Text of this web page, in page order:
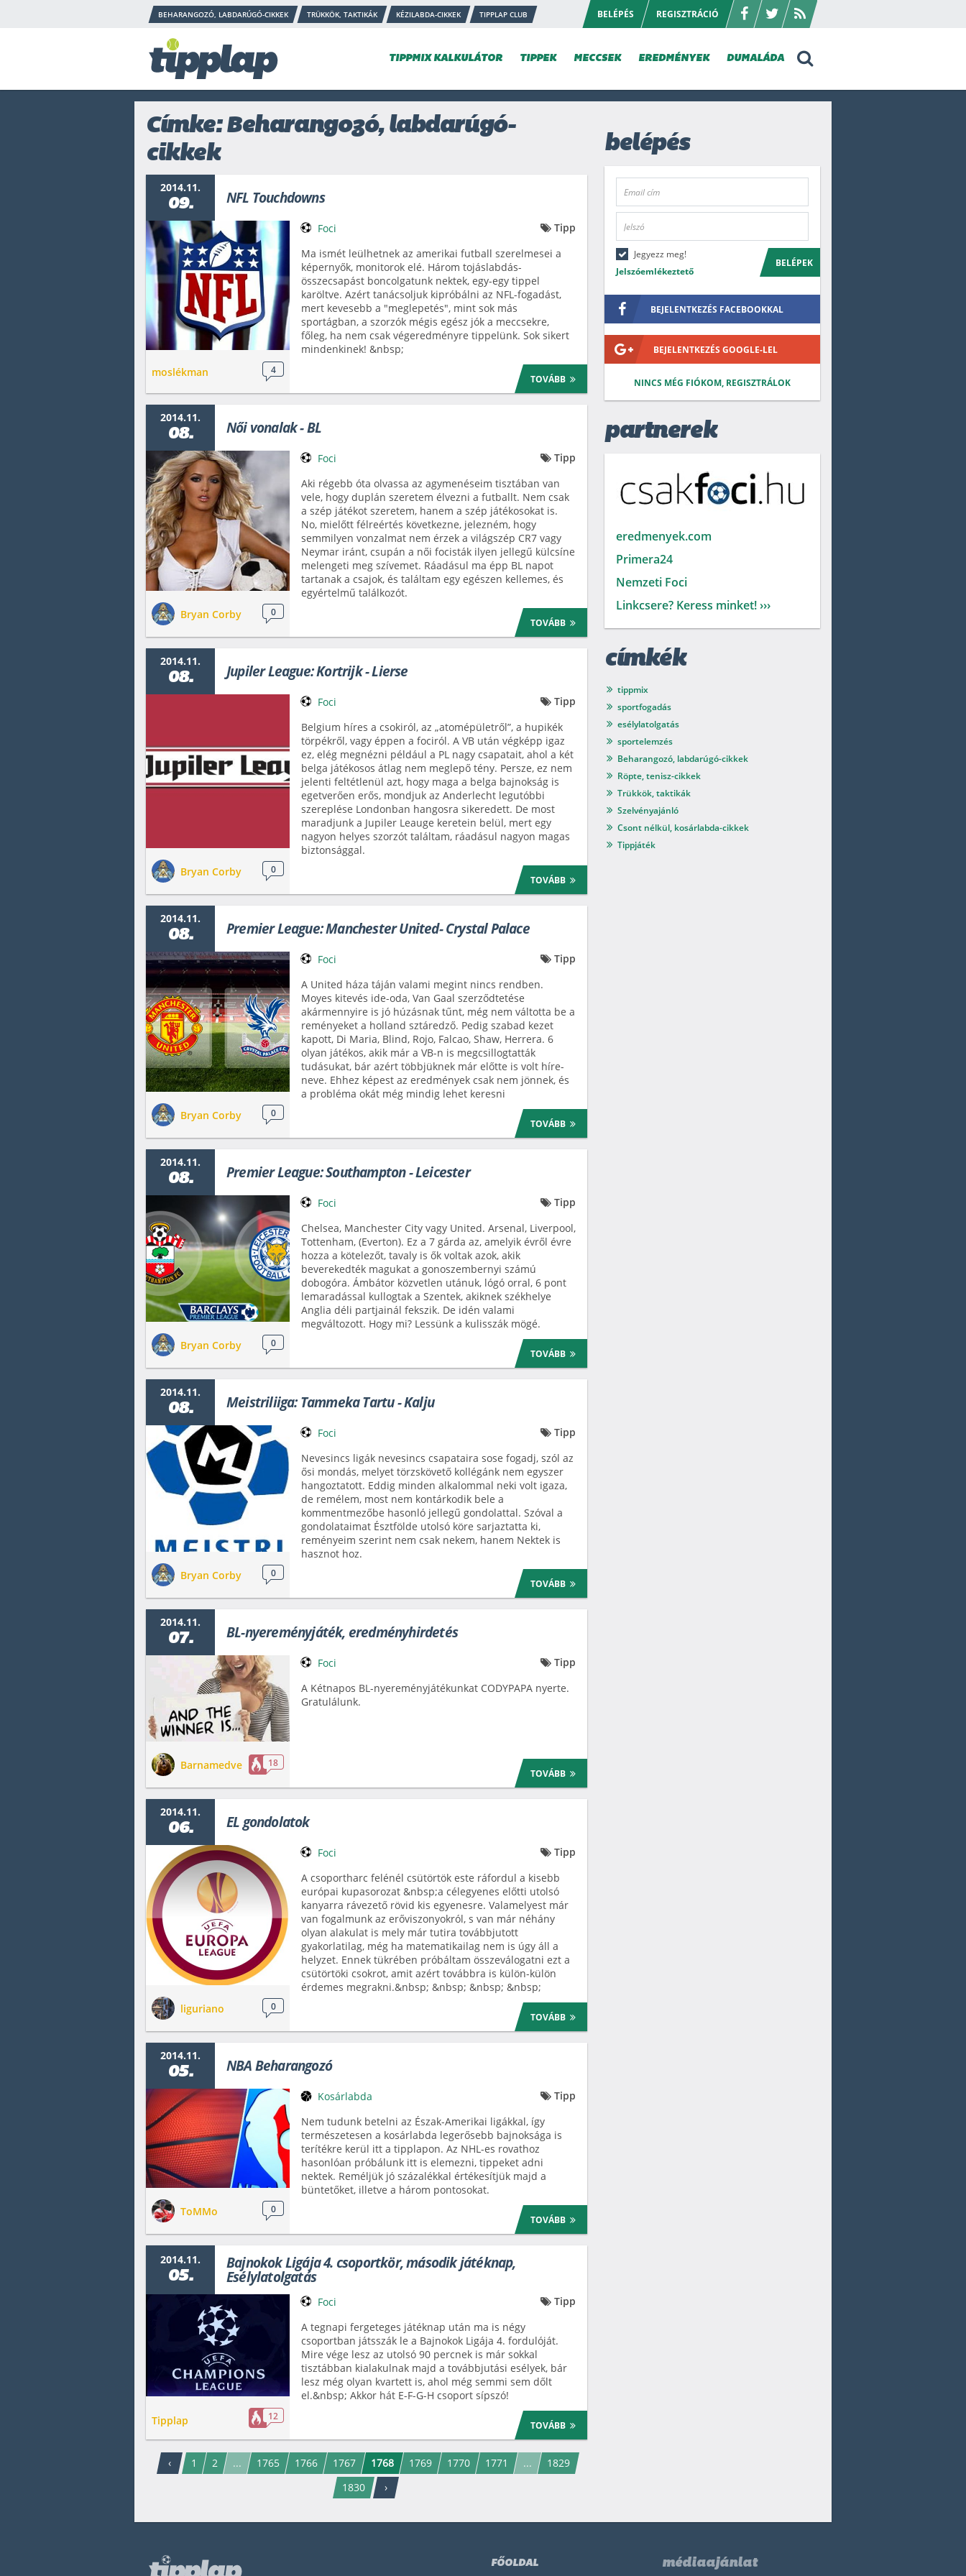
BEHARANGOZÓ, LABDARÚGÓ-CIKKEK TRÜKKÖK, TAKTIKÁK KÉZILABDA-CIKKEK TIPPLAP CLUB BELÉPÉS REGISZTRÁCIÓ
TIPPMIX KALKULÁTOR TIPPEK MECCSEK EREDMÉNYEK DUMALÁDA
Címke: Beharangozó, labdarúgó-
cikkek
2014.11.
09. NFL Touchdowns
moslékman 4
Foci
Tipp
Ma ismét leülhetnek az amerikai futball szerelmesei a
képernyők, monitorok elé. Három tojáslabdás-
összecsapást boncolgatunk nektek, egy-egy tippel
karöltve. Azért tanácsoljuk kipróbálni az NFL-fogadást,
mert kevesebb a "meglepetés", mint sok más
sportágban, a szorzók mégis egész jók a meccsekre,
főleg, ha nem csak végeredményre tippelünk. Sok sikert
mindenkinek! &nbsp;
TOVÁBB
2014.11.
08. Női vonalak - BL
Bryan Corby 0
Foci
Tipp
Aki régebb óta olvassa az agymenéseim tisztában van
vele, hogy duplán szeretem élvezni a futballt. Nem csak
a szép játékot szeretem, hanem a szép játékosokat is.
No, mielőtt félreértés következne, jelezném, hogy
semmilyen vonzalmat nem érzek a világszép CR7 vagy
Neymar iránt, csupán a női focisták ilyen jellegű külcsíne
melengeti meg szívemet. Ráadásul ma épp BL napot
tartanak a csajok, és találtam egy egészen kellemes, és
egyértelmű találkozót.
TOVÁBB
2014.11.
08. Jupiler League: Kortrijk - Lierse
Bryan Corby 0
Foci
Tipp
Belgium híres a csokiról, az „atomépületről”, a hupikék
törpékről, vagy éppen a fociról. A VB után végképp igaz
ez, elég megnézni például a PL nagy csapatait, ahol a két
belga játékosos átlag nem meglepő tény. Persze, ez nem
jelenti feltétlenül azt, hogy maga a belga bajnokság is
egetverően erős, mondjuk az Anderlecht legutóbbi
szereplése Londonban hangosra sikeredett. De most
maradjunk a Jupiler Leauge keretein belül, mert egy
nagyon helyes szorzót találtam, ráadásul nagyon magas
biztonsággal.
TOVÁBB
2014.11.
08. Premier League: Manchester United- Crystal Palace
Bryan Corby 0
Foci
Tipp
A United háza táján valami megint nincs rendben.
Moyes kitevés ide-oda, Van Gaal szerződtetése
akármennyire is jó húzásnak tűnt, még nem váltotta be a
reményeket a holland sztáredző. Pedig szabad kezet
kapott, Di Maria, Blind, Rojo, Falcao, Shaw, Herrera. 6
olyan játékos, akik már a VB-n is megcsillogtatták
tudásukat, bár azért többjüknek már előtte is volt híre-
neve. Ehhez képest az eredmények csak nem jönnek, és
a probléma okát még mindig lehet keresni
TOVÁBB
2014.11.
08. Premier League: Southampton - Leicester
Bryan Corby 0
Foci
Tipp
Chelsea, Manchester City vagy United. Arsenal, Liverpool,
Tottenham, (Everton). Ez a 7 gárda az, amelyik évről évre
hozza a kötelezőt, tavaly is ők voltak azok, akik
beverekedték magukat a gonoszembernyi számú
dobogóra. Ámbátor közvetlen utánuk, lógó orral, 6 pont
lemaradással kullogtak a Szentek, akiknek székhelye
Anglia déli partjainál fekszik. De idén valami
megváltozott. Hogy mi? Lessünk a kulisszák mögé.
TOVÁBB
2014.11.
08. Meistriliiga: Tammeka Tartu - Kalju
Bryan Corby 0
Foci
Tipp
Nevesincs ligák nevesincs csapataira sose fogadj, szól az
ősi mondás, melyet törzskövető kollégánk nem egyszer
hangoztatott. Eddig minden alkalommal neki volt igaza,
de remélem, most nem kontárkodik bele a
kommentmezőbe hasonló jellegű gondolattal. Szóval a
gondolataimat Észtfölde utolsó köre sarjaztatta ki,
reményeim szerint nem csak nekem, hanem Nektek is
hasznot hoz.
TOVÁBB
2014.11.
07. BL-nyereményjáték, eredményhirdetés
Barnamedve 18
Foci
Tipp
A Kétnapos BL-nyereményjátékunkat CODYPAPA nyerte.
Gratulálunk.
TOVÁBB
2014.11.
06. EL gondolatok
liguriano 0
Foci
Tipp
A csoportharc felénél csütörtök este ráfordul a kisebb
európai kupasorozat &nbsp;a célegyenes előtti utolsó
kanyarra rávezető rövid kis egyenesre. Valamelyest már
van fogalmunk az erőviszonyokról, s van már néhány
olyan alakulat is mely már tutira továbbjutott
gyakorlatilag, még ha matematikailag nem is úgy áll a
helyzet. Ennek tükrében próbáltam összeválogatni ezt a
csütörtöki csokrot, amit azért továbbra is külön-külön
érdemes megrakni.&nbsp; &nbsp; &nbsp; &nbsp;
TOVÁBB
2014.11.
05. NBA Beharangozó
ToMMo 0
Kosárlabda
Tipp
Nem tudunk betelni az Észak-Amerikai ligákkal, így
természetesen a kosárlabda legerősebb bajnoksága is
terítékre kerül itt a tipplapon. Az NHL-es rovathoz
hasonlóan próbálunk itt is elemezni, tippeket adni
nektek. Reméljük jó százalékkal értékesítjük majd a
büntetőket, illetve a három pontosokat.
TOVÁBB
2014.11.
05.
Bajnokok Ligája 4. csoportkör, második játéknap,
Esélylatolgatás
Tipplap 12
Foci
Tipp
A tegnapi fergeteges játéknap után ma is négy
csoportban játsszák le a Bajnokok Ligája 4. fordulóját.
Mire vége lesz az utolsó 90 percnek is már sokkal
tisztábban kialakulnak majd a továbbjutási esélyek, bár
lesz még olyan kvartett is, ahol még semmi sem dőlt
el.&nbsp; Akkor hát E-F-G-H csoport sípszó!
TOVÁBB
‹ 1 2 ... 1765 1766 1767 1768 1769 1770 1771 ...
1829
1830
›
belépés
Jegyezz meg!
Jelszóemlékeztető
BELÉPEK
BEJELENTKEZÉS FACEBOOKKAL
BEJELENTKEZÉS GOOGLE-LEL
NINCS MÉG FIÓKOM, REGISZTRÁLOK
partnerek
eredmenyek.com
Primera24
Nemzeti Foci
Linkcsere? Keress minket! ›››
címkék
tippmix
sportfogadás
esélylatolgatás
sportelemzés
Beharangozó, labdarúgó-cikkek
Röpte, tenisz-cikkek
Trükkök, taktikák
Szelvényajánló
Csont nélkül, kosárlabda-cikkek
Tippjáték
FŐOLDAL médiaajánlat